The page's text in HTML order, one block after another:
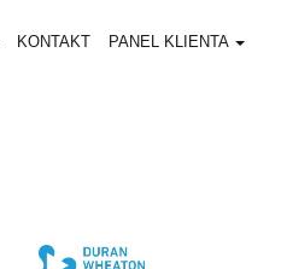
KONTAKT PANEL KLIENTA